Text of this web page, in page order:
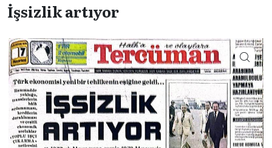
İşsizlik artıyor